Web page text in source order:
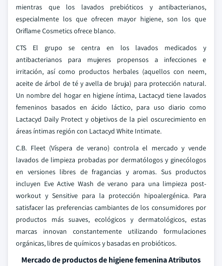
mientras que los lavados prebióticos y antibacterianos,
especialmente los que ofrecen mayor higiene, son los que
Oriflame Cosmetics ofrece blanco.
CTS El grupo se centra en los lavados medicados y
antibacterianos para mujeres propensos a infecciones e
irritación, así como productos herbales (aquellos con neem,
aceite de árbol de té y avella de bruja) para protección natural.
Un nombre del hogar en higiene íntima, Lactacyd tiene lavados
femeninos basados en ácido láctico, para uso diario como
Lactacyd Daily Protect y objetivos de la piel oscurecimiento en
áreas íntimas región con Lactacyd White Intimate.
C.B. Fleet (Víspera de verano) controla el mercado y vende
lavados de limpieza probadas por dermatólogos y ginecólogos
en versiones libres de fragancias y aromas. Sus productos
incluyen Eve Active Wash de verano para una limpieza post-
workout y Sensitive para la protección hipoalergénica. Para
satisfacer las preferencias cambiantes de los consumidores por
productos más suaves, ecológicos y dermatológicos, estas
marcas innovan constantemente utilizando formulaciones
orgánicas, libres de químicos y basadas en probióticos.
Mercado de productos de higiene femenina Atributos